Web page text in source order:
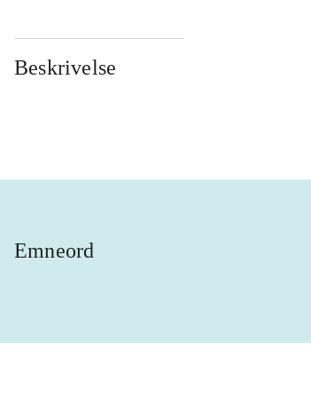
Beskrivelse
Emneord